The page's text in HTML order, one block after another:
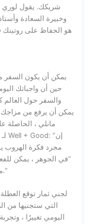
شريكك. يقول لوري
وخبيرة السعادة
هو الحفاظ على روتينك
يمكن أن يكون السفر
حين أن واجباتك
والسفر حول العالم
يمكن أن يرفع من مزاجك.
مانلي ، الحاصلة
مجرد فكرة الهروب
“في الجوهر ، يمكن
مستقبلي أن يولد شعورًا بالبهجة والرفاهية.”
لجني ثمار توقع العطلة
التي ستجنيها من
اليومي تغييرًا ،